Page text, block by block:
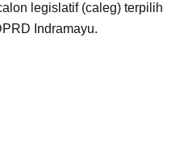
legislatif (caleg) terpilih
Indramayu.